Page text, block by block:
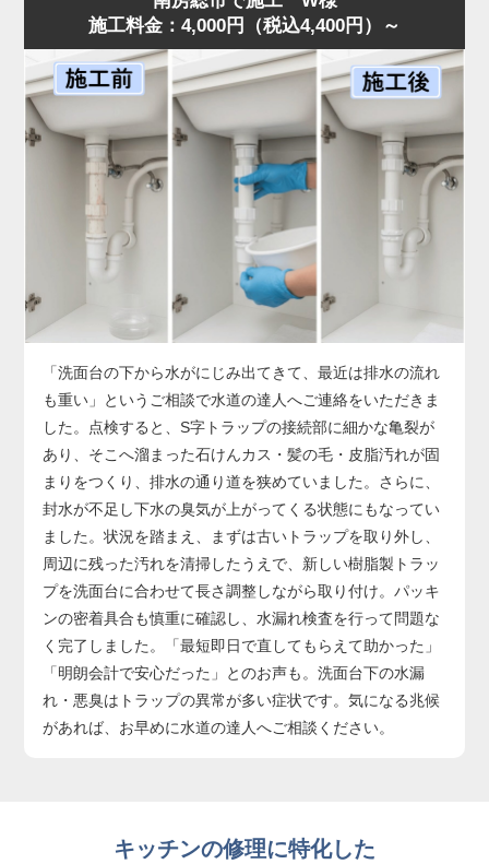
店舗では油の使用量が多いため、排水桝が短期間で満杯に
なることがあります。状況に合わせ、汚泥吸引と高圧洗浄
を連続作業で行い、油脂層を完全除去。作業後は排水も正
常化し、「明朗会計で助かった」とのお声をいただきまし
た。桝のあふれは営業停止につながる深刻なサイン。兆候
があれば早めに水道の達人へご相談ください。
施工料金：4,000円（税込4,400円）～
「洗面台の下から水がにじみ出てきて、最近は排水の流れ
も重い」というご相談で水道の達人へご連絡をいただきま
した。点検すると、S字トラップの接続部に細かな亀裂が
あり、そこへ溜まった石けんカス・髪の毛・皮脂汚れが固
まりをつくり、排水の通り道を狭めていました。さらに、
封水が不足し下水の臭気が上がってくる状態にもなってい
ました。状況を踏まえ、まずは古いトラップを取り外し、
周辺に残った汚れを清掃したうえで、新しい樹脂製トラッ
プを洗面台に合わせて長さ調整しながら取り付け。パッキ
ンの密着具合も慎重に確認し、水漏れ検査を行って問題な
く完了しました。「最短即日で直してもらえて助かった」
「明朗会計で安心だった」とのお声も。洗面台下の水漏
れ・悪臭はトラップの異常が多い症状です。気になる兆候
があれば、お早めに水道の達人へご相談ください。
キッチンの修理に特化した